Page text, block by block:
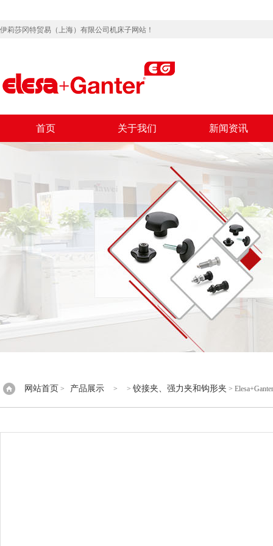
伊莉莎冈特贸易（上海）有限公司机床子网站！
首页 关于我们 新闻资讯
网站首页 > 产品展示 > > 铰接夹、强力夹和钩形夹 >